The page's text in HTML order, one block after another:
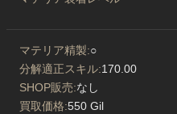
マテリア精製:○
分解適正スキル:170.00
SHOP販売:なし
買取価格:550 Gil